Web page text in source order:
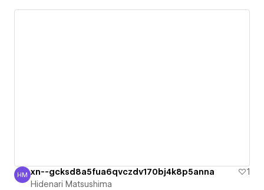
Hidenari Matsushima
HM xn--gcksd8a5fua6qvczdv170bj4k8p5anna
1
Hidenari Matsushima